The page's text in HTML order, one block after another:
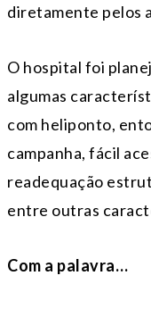
diretamente pelos
O hospital foi
algumas
com heliponto,
campanha, fácil
readequação
entre outras
Com a palavra…